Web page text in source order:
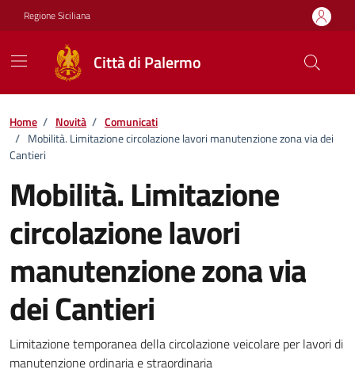
Vai ai contenuti
Vai al footer
Regione Siciliana
Città di Palermo
Home / Novità / Comunicati
/ Mobilità. Limitazione circolazione lavori manutenzione zona via dei
Cantieri
Mobilità. Limitazione
circolazione lavori
manutenzione zona via
dei Cantieri
Dettagli della notizia
Limitazione temporanea della circolazione veicolare per lavori di
manutenzione ordinaria e straordinaria